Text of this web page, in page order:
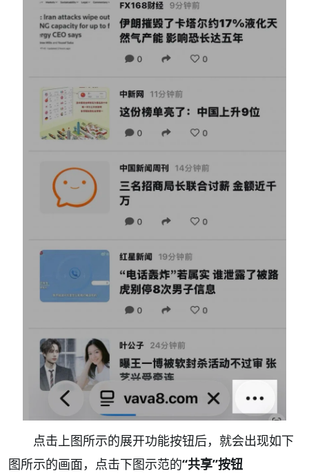
点击上图所示的展开功能按钮后，就会出现如下
图所示的画面，点击下图示范的“共享”按钮